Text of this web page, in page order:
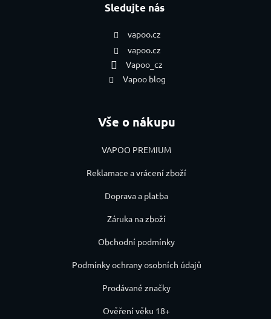
Sledujte nás
vapoo.cz
vapoo.cz
Vapoo_cz
Vapoo blog
Vše o nákupu
VAPOO PREMIUM
Reklamace a vrácení zboží
Doprava a platba
Záruka na zboží
Obchodní podmínky
Podmínky ochrany osobních údajů
Prodávané značky
Ověření věku 18+